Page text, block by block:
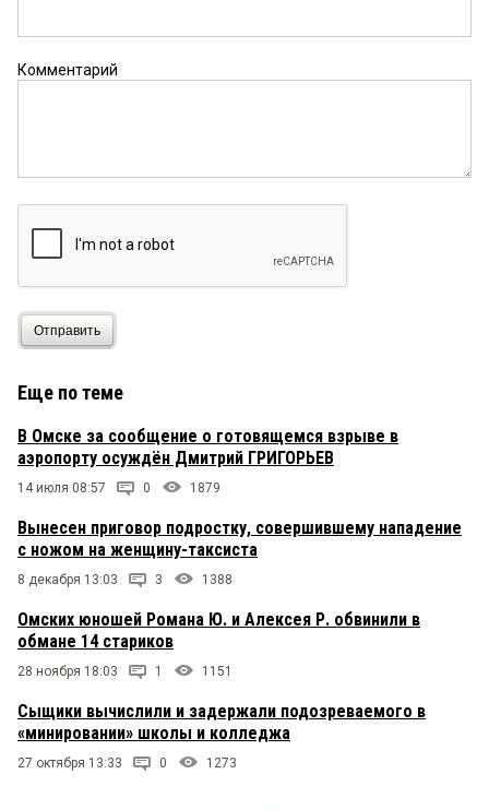
Комментарий
Отправить
Еще по теме
В Омске за сообщение о готовящемся взрыве в
аэропорту осуждён Дмитрий ГРИГОРЬЕВ
14 июля 08:57 0 1879
Вынесен приговор подростку, совершившему нападение
с ножом на женщину-таксиста
8 декабря 13:03 3 1388
Омских юношей Романа Ю. и Алексея Р. обвинили в
обмане 14 стариков
28 ноября 18:03 1 1151
Сыщики вычислили и задержали подозреваемого в
«минировании» школы и колледжа
27 октября 13:33 0 1273